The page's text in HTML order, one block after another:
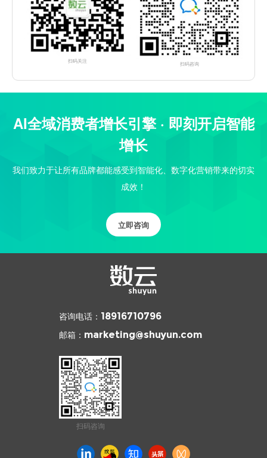
扫码关注 扫码咨询
AI全域消费者增长引擎 · 即刻开启智能
增长
我们致力于让所有品牌都能感受到智能化、数字化营销带来的切实
成效！
立即咨询
咨询电话： 18916710796
邮箱： marketing@shuyun.com
扫码咨询